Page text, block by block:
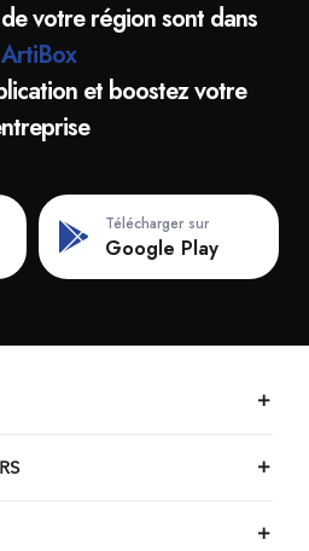
votre région sont dans
ArtiBox
et boostez votre
Télécharger sur
Google Play